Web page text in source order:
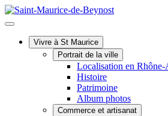
Vivre à St Maurice
Portrait de la ville
Localisation en Rhône-
Histoire
Patrimoine
Album photos
Commerce et artisanat